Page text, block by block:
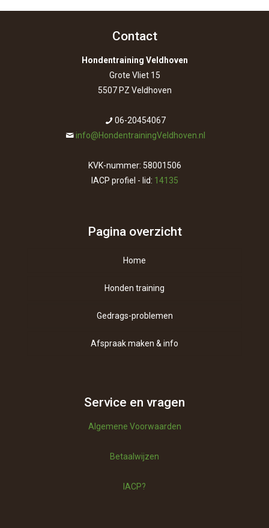
Contact
Hondentraining Veldhoven
Grote Vliet 15
5507 PZ Veldhoven
06-20454067
info@HondentrainingVeldhoven.nl
KVK-nummer: 58001506
IACP profiel - lid: 14135
Pagina overzicht
Home
Honden training
Gedrags-problemen
Afspraak maken & info
Over ons
Vragen
Betaalwijzen
Service en vragen
Algemene Voorwaarden
Betaalwijzen
IACP?